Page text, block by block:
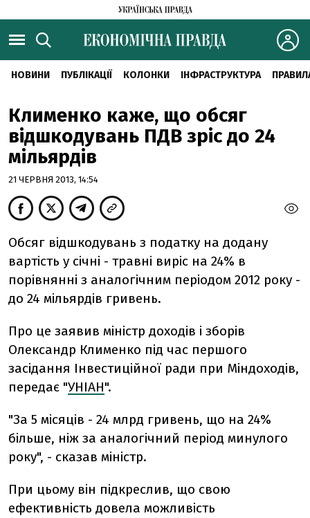
НОВИНИ ПУБЛІКАЦІЇ КОЛОНКИ ІНФРАСТРУКТУРА
Клименко каже, що обсяг
відшкодувань ПДВ зріс до 24
мільярдів
21 ЧЕРВНЯ 2013, 14:54
Обсяг відшкодувань з податку на додану
вартість у січні - травні виріс на 24% в
порівнянні з аналогічним періодом 2012 року -
до 24 мільярдів гривень.
Про це заявив міністр доходів і зборів
Олександр Клименко під час першого
засідання Інвестиційної ради при Міндоходів,
передає "УНІАН".
"За 5 місяців - 24 млрд гривень, що на 24%
більше, ніж за аналогічний період минулого
року", - сказав міністр.
При цьому він підкреслив, що свою
ефективність довела можливість